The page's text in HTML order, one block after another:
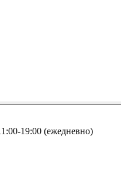
19:00 (ежедневно)